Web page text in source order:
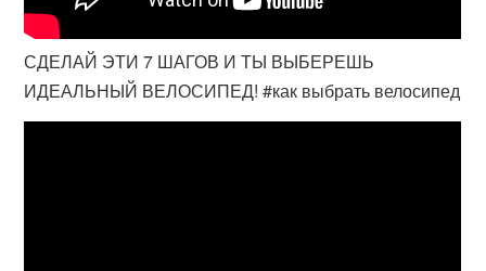
СДЕЛАЙ ЭТИ 7 ШАГОВ И ТЫ ВЫБЕРЕШЬ
ИДЕАЛЬНЫЙ ВЕЛОСИПЕД! #как выбрать велосипед